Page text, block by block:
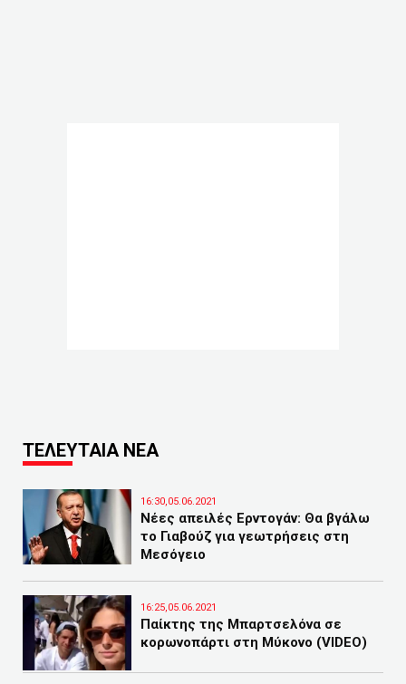
ΤΕΛΕΥΤΑΙΑ ΝΕΑ
16:30,05.06.2021
Νέες απειλές Ερντογάν: Θα βγάλω
το Γιαβούζ για γεωτρήσεις στη
Μεσόγειο
16:25,05.06.2021
Παίκτης της Μπαρτσελόνα σε
κορωνοπάρτι στη Μύκονο (VIDEO)